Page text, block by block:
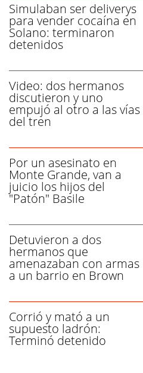
Simulaban ser deliverys
para vender cocaína en
Solano: terminaron
detenidos
Video: dos hermanos
discutieron y uno
empujó al otro a las vías
del tren
Por un asesinato en
Monte Grande, van a
juicio los hijos del
"Patón" Basile
Detuvieron a dos
hermanos que
amenazaban con armas
a un barrio en Brown
Corrió y mató a un
supuesto ladrón:
Terminó detenido